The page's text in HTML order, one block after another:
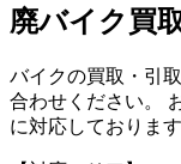
廃バイク買
バイクの買取・引
合わせください。
に対応しております